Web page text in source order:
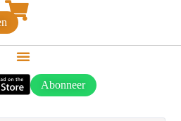
Abonneer